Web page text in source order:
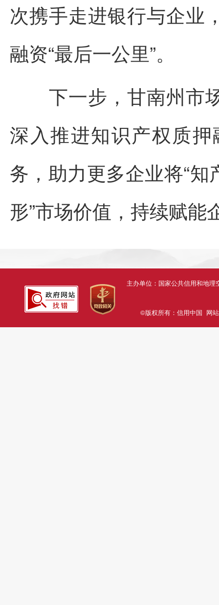
次携手走进银行与企业
融资“最后一公里”。
下一步，甘南州市场
深入推进知识产权质
务，助力更多企业将“知
形”市场价值，持续赋
主办单位：国家公共信用和地
©版权所有：信用中国 网